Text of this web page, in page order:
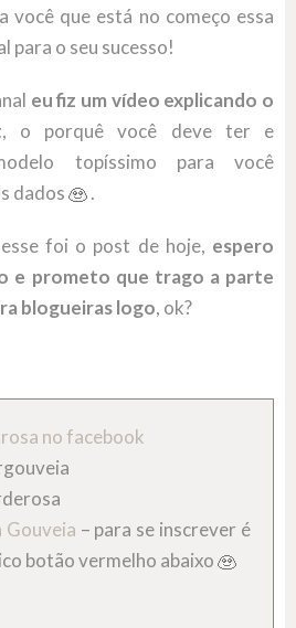
você que está no começo essa
para o seu sucesso!
eu fiz um vídeo explicando o
, o porquê você deve ter e
topíssimo para você
dados
.
foi o post de hoje, espero
e prometo que trago a parte
blogueiras logo, ok?
no facebook
Gouveia – para se inscrever é
botão vermelho abaixo